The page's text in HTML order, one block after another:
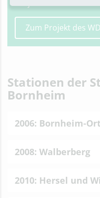
Zum Projekt des
Stationen der
Bornheim
2006: Bornheim-
2008: Walberberg
2010: Hersel und